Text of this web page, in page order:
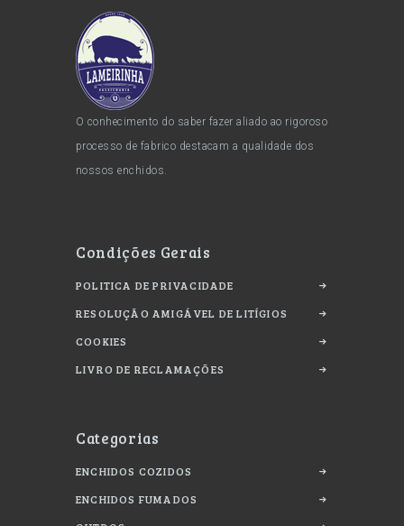
O conhecimento do saber fazer aliado ao rigoroso
processo de fabrico destacam a qualidade dos
nossos enchidos.
Condições Gerais
POLITICA DE PRIVACIDADE
RESOLUÇÃO AMIGÁVEL DE LITÍGIOS
COOKIES
LIVRO DE RECLAMAÇÕES
Categorias
ENCHIDOS COZIDOS
ENCHIDOS FUMADOS